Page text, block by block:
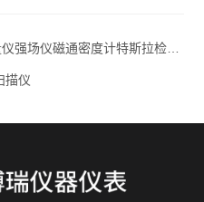
场仪磁通密度计特斯拉检测仪
描仪